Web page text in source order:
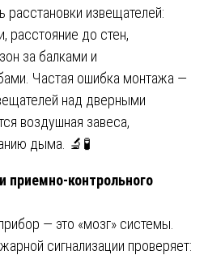
расстановки извещателей:
расстояние до стен,
за балками и
Частая ошибка монтажа —
над дверными
воздушная завеса,
дыма. 🔬🧪
приемно-контрольного
— это «мозг» системы.
сигнализации проверяет: